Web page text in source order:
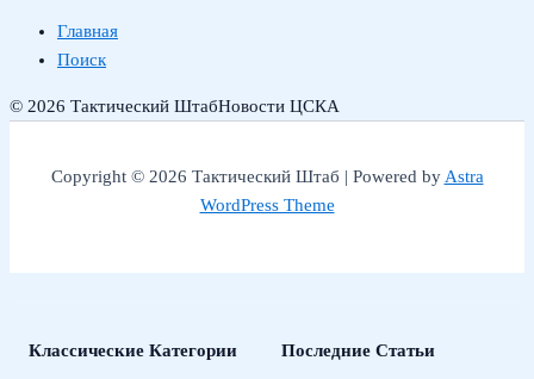
Главная
Поиск
© 2026 Тактический ШтабНовости ЦСКА
Copyright © 2026 Тактический Штаб | Powered byAstra
WordPress Theme
Классические Категории Последние Статьи